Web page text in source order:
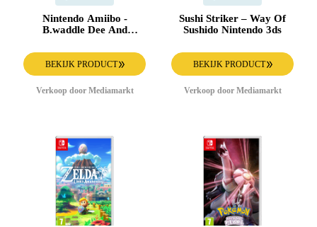
Nintendo Amiibo -
B.waddle Dee And
BEKIJK PRODUCT
Verkoop door Mediamarkt
Sushi Striker – Way Of
Sushido Nintendo 3ds
BEKIJK PRODUCT
Verkoop door Mediamarkt